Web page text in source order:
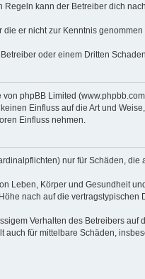
kann der Betreiber dich
er nicht zur Kenntnis
oder einem Dritten
phpBB Limited
Einfluss auf die Art und
Einfluss nehmen.
nur für Schäden, die
Leben, Körper und Gesundheit
nach auf die vertragstypischen
Verhalten des Betreibers auf
für mittelbare Schäden,